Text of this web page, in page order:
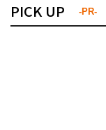
PICK UP -PR-